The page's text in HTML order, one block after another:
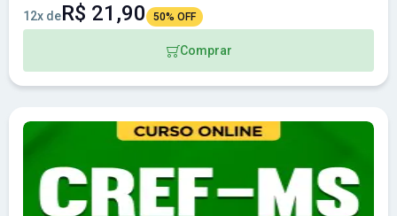
12x deR$ 21,90 50% OFF
Comprar